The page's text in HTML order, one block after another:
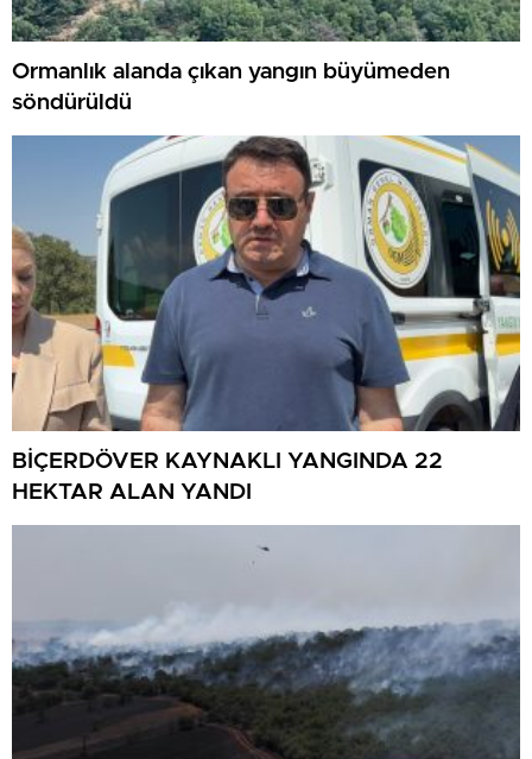
Ormanlık alanda çıkan yangın büyümeden
söndürüldü
BİÇERDÖVER KAYNAKLI YANGINDA 22
HEKTAR ALAN YANDI